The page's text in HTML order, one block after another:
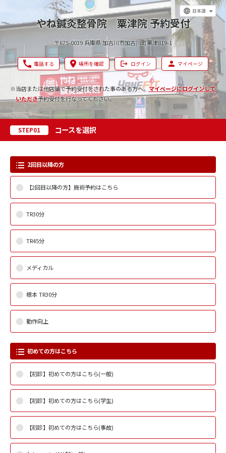
日本語
やね鍼灸整骨院 粟津院 予約受付
〒675-0039 兵庫県 加古川市加古川町粟津819-1
電話する 場所を確認 ログイン マイページ
※当店または他店舗で予約受付をされた事のある方へ。マイページにログインして
いただき予約受付を行なってください。
STEP01 コースを選択
2回目以降の方
【2回目以降の方】施術予約はこちら
TR30分
TR45分
メディカル
根本 TR30分
動作向上
初めての方はこちら
【初診】初めての方はこちら(一般)
【初診】初めての方はこちら(学生)
【初診】初めての方はこちら(事故)